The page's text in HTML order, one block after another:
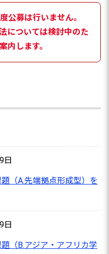
公募は行いません。
については検討中のた
内します。
日
（A.先端拠点形成型）を
日
（B.アジア・アフリカ学